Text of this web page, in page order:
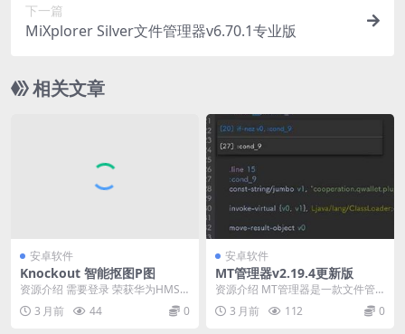
下一篇
MiXplorer Silver文件管理器v6.70.1专业版
相关文章
安卓软件
Knockout 智能抠图P图
资源介绍 需要登录 荣获华为HMS
全球应用创新大赛2020年度中国赛
区星光创意奖...
3 月前 44 0
安卓软件
MT管理器v2.19.4更新版
资源介绍 MT管理器是一款文件管
理工具和APK逆向修改神器。如果
你喜欢它的双窗口...
3 月前 112 0